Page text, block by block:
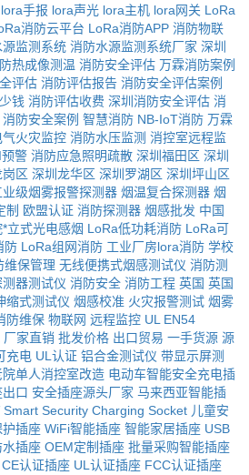
lora手报 lora声光 lora主机 lora网关 LoRa
消防云平台 LoRa消防APP 消防物联
监测系统 消防水源监测系统厂家 深圳
热成像测温 消防安全评估 万霖消防案例
评估 消防评估报告 消防安全评估案例
钱 消防评估收费 深圳消防安全评估 消
消防安全案例 智慧消防 NB-IoT消防 万霖
气火灾监控 消防水压监测 消控室远程监
警 消防应急照明疏散 深圳福田区 深圳
区 深圳龙华区 深圳罗湖区 深圳坪山区
业级烟雾报警探测器 烟温复合探测器 烟
制 欧盟认证 消防探测器 烟感批发 中国
立式光电感烟 LoRa低功耗消防 LoRa可
防 LoRa组网消防 工业厂房lora消防 学校
维保管理 无线便携式烟感测试仪 消防测
测器测试仪 消防安全 消防工程 英国 英国
缩式测试仪 烟感校准 火灾报警测试 烟雾
防维保 物联网 远程监控 UL EN54
厂家直销 批发价格 出口贸易 一手货源 源
充电 UL认证 铝合金测试仪 带显示屏测
院单人消控室改造 电动车智能安全充电插
口 安全插座源头厂家 马来西亚智能插
Smart Security Charging Socket 儿童安
插座 WiFi智能插座 智能家居插座 USB
水插座 OEM定制插座 批量采购智能插座
CE认证插座 UL认证插座 FCC认证插座